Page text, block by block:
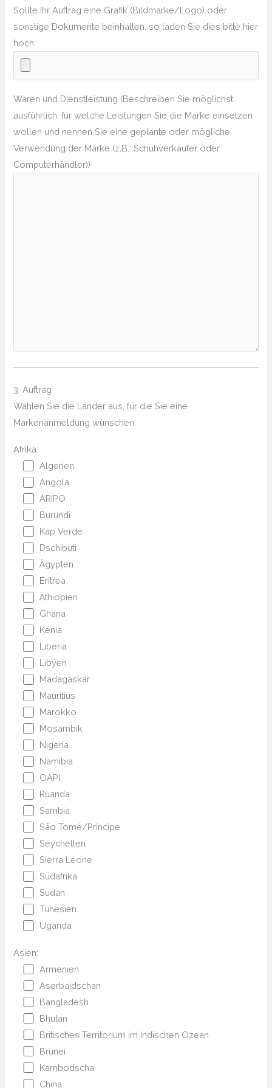
Sollte Ihr Auftrag eine Grafik (Bildmarke/Logo) oder
sonstige Dokumente beinhalten, so laden Sie dies bitte hier
hoch:
Waren und Dienstleistung (Beschreiben Sie möglichst
ausführlich, für welche Leistungen Sie die Marke einsetzen
wollen und nennen Sie eine geplante oder mögliche
Verwendung der Marke (z.B.: Schuhverkäufer oder
Computerhändler))
3. Auftrag
Wählen Sie die Länder aus, für die Sie eine
Markenanmeldung wünschen.
Afrika:
Algerien
Angola
ARIPO
Burundi
Kap Verde
Dschibuti
Ägypten
Eritrea
Äthiopien
Ghana
Kenia
Liberia
Libyen
Madagaskar
Mauritius
Marokko
Mosambik
Nigeria
Namibia
OAPI
Ruanda
Sambia
São Tomé/Príncipe
Seychellen
Sierra Leone
Südafrika
Sudan
Tunesien
Uganda
Asien:
Armenien
Aserbaidschan
Bangladesh
Bhutan
Britisches Territorium im Indischen Ozean
Brunei
Kambodscha
China